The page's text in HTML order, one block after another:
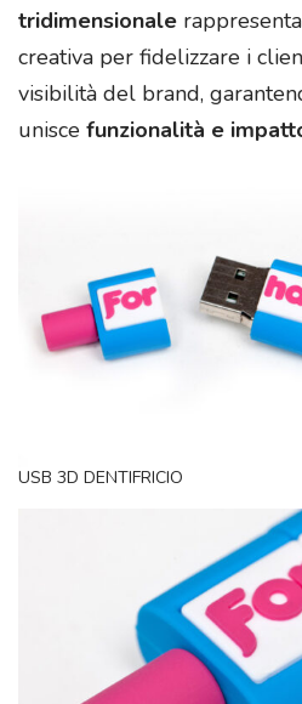
tridimensionale
creativa per fidelizzare i
visibilità del brand,
unisce funzionalità e
USB 3D DENTIFRICIO